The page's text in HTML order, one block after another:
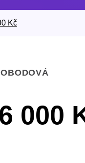
Kč
000